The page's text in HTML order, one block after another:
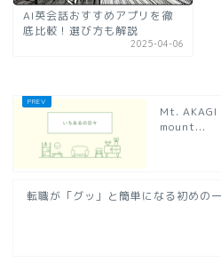
AI英会話おすすめアプリを徹
底比較！選び方も解説
2025-04-06
Mt.
mount...
転職が「グッ」と簡単になる初めの